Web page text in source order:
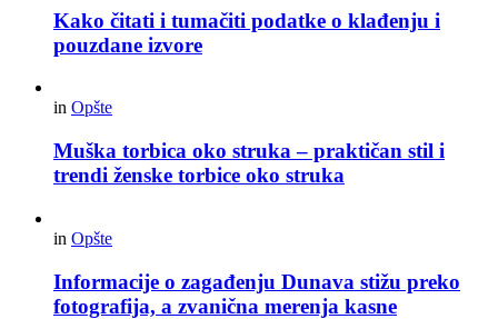
Kako čitati i tumačiti podatke o klađenju i
pouzdane izvore
in Opšte
Muška torbica oko struka – praktičan stil i
trendi ženske torbice oko struka
in Opšte
Informacije o zagađenju Dunava stižu preko
fotografija, a zvanična merenja kasne